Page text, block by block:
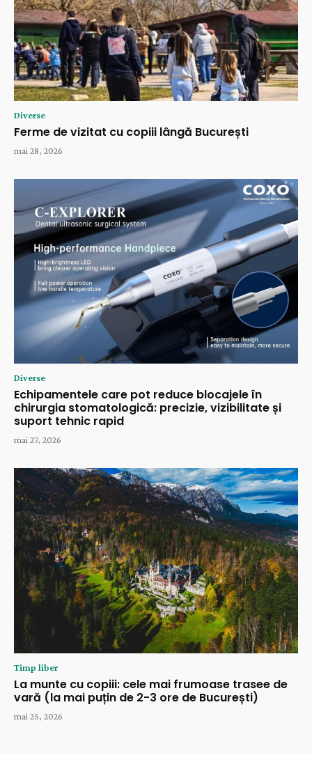
Diverse
Ferme de vizitat cu copiii lângă București
mai 28, 2026
Diverse
Echipamentele care pot reduce blocajele în
chirurgia stomatologică: precizie, vizibilitate și
suport tehnic rapid
mai 27, 2026
Timp liber
La munte cu copiii: cele mai frumoase trasee de
vară (la mai puțin de 2-3 ore de București)
mai 25, 2026